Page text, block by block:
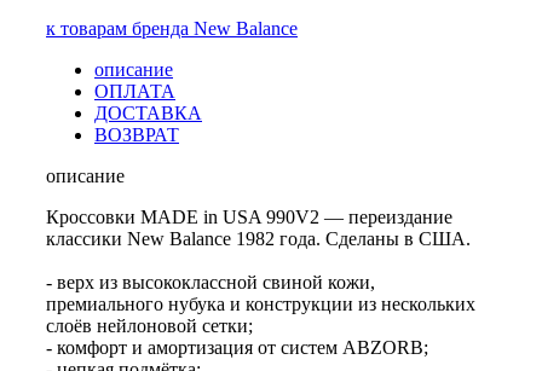
к товарам бренда New Balance
описание
ОПЛАТА
ДОСТАВКА
ВОЗВРАТ
описание
Кроссовки MADE in USA 990V2 — переиздание
классики New Balance 1982 года. Сделаны в США.
- верх из высококлассной свиной кожи,
премиального нубука и конструкции из нескольких
слоёв нейлоновой сетки;
- комфорт и амортизация от систем ABZORB;